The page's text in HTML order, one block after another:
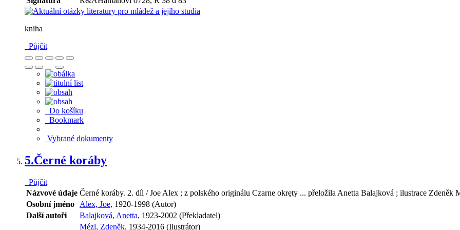
kniha
Půjčit
Do košíku
Bookmark
Vybrané dokumenty
5.Černé koráby
Půjčit
Názvové údaje Černé koráby. 2. díl / Joe Alex ; z polského originálu Czarne okręty ... přeložila Anetta Balajková ; ilustrace Zdeněk
Osobní jméno
Alex, Joe, 1920-1998 (Autor)
Další autoři
Balajková, Anetta, 1923-2002 (Překladatel)
Mézl, Zdeněk, 1934-2016 (Ilustrátor)